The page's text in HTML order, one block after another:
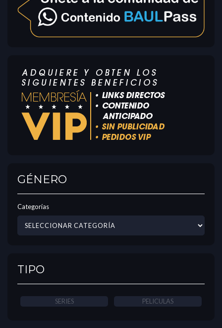
GÉNERO
Categorías
TIPO
SERIES PELICULAS